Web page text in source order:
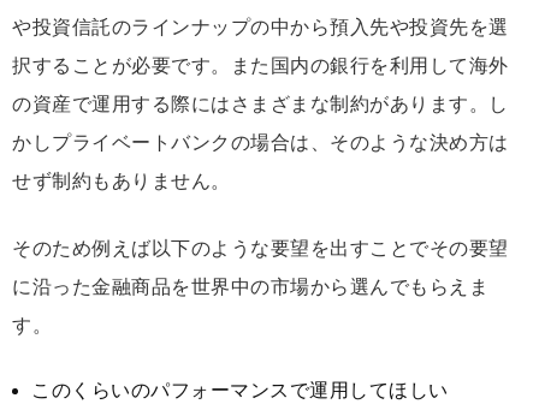
や投資信託のラインナップの中から預入先や投資先を選
択することが必要です。また国内の銀行を利用して海外
の資産で運用する際にはさまざまな制約があります。し
かしプライベートバンクの場合は、そのような決め方は
せず制約もありません。
そのため例えば以下のような要望を出すことでその要望
に沿った金融商品を世界中の市場から選んでもらえま
す。
このくらいのパフォーマンスで運用してほしい